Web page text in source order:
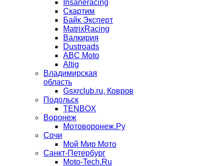
Insaneracing
Скартим
Байк Эксперт
MatrixRacing
Валкирия
Dustroads
ABC Moto
Altig
Владимирская
область
Gsxrclub.ru, Ковров
Подольск
TENBOX
Воронеж
Мотоворонеж.Ру
Сочи
Мой Мир Мото
Санкт-Петербург
Moto-Tech.Ru